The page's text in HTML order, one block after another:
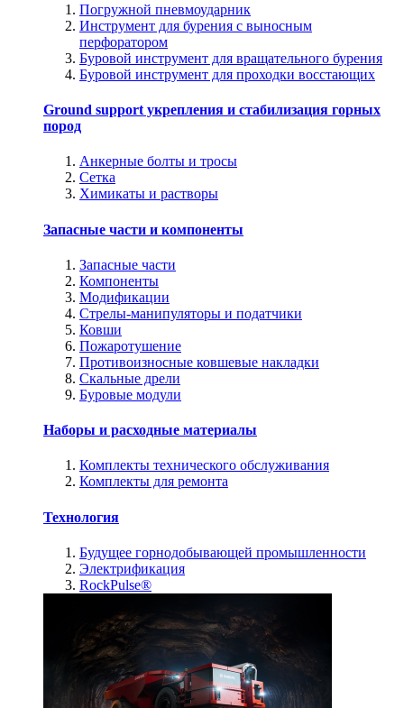
Погружной пневмоударник
Инструмент для бурения с выносным
перфоратором
Буровой инструмент для вращательного бурения
Буровой инструмент для проходки восстающих
Ground support укрепления и стабилизация горных
пород
Анкерные болты и тросы
Сетка
Химикаты и растворы
Запасные части и компоненты
Запасные части
Компоненты
Модификации
Стрелы-манипуляторы и податчики
Ковши
Пожаротушение
Противоизносные ковшевые накладки
Скальные дрели
Буровые модули
Наборы и расходные материалы
Комплекты технического обслуживания
Комплекты для ремонта
Технология
Будущее горнодобывающей промышленности
Электрификация
RockPulse®